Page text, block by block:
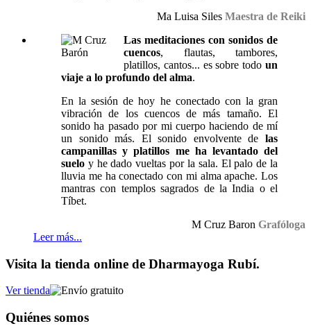
Ma Luisa Siles Maestra de Reiki
Las meditaciones con sonidos de
cuencos, flautas, tambores,
platillos, cantos... es sobre todo un
viaje a lo profundo del alma.
En la sesión de hoy he conectado con la gran
vibración de los cuencos de más tamaño. El
sonido ha pasado por mi cuerpo haciendo de mí
un sonido más. El sonido envolvente de las
campanillas y platillos me ha levantado del
suelo y he dado vueltas por la sala. El palo de la
lluvia me ha conectado con mi alma apache. Los
mantras con templos sagrados de la India o el
Tíbet.
M Cruz Baron Grafóloga
Leer más...
Visita la tienda online de Dharmayoga Rubí.
Ver tienda
Quiénes somos